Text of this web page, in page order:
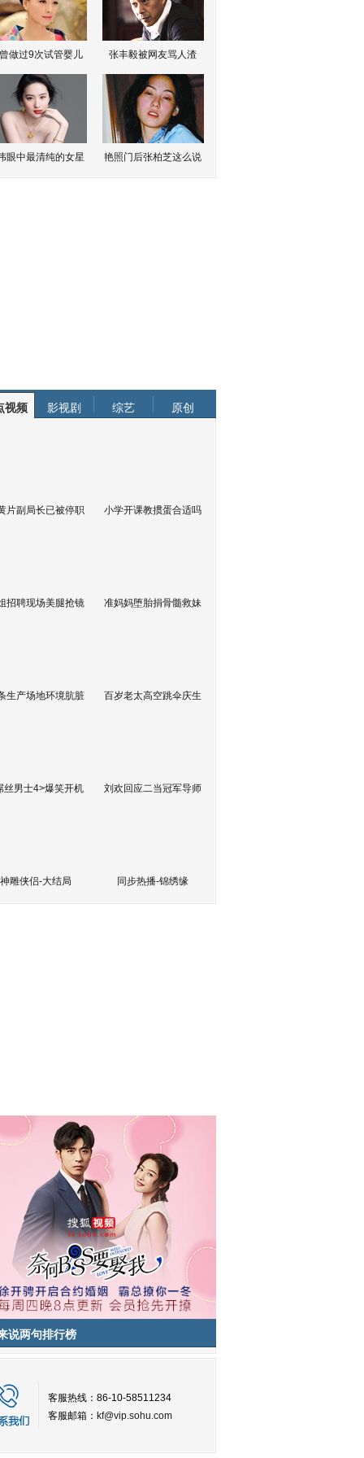
做过9次试管婴儿 张丰毅被网友骂人渣
眼中最清纯的女星 艳照门后张柏芝这么说
视频 影视剧 综艺 原创
片副局长已被停职 小学开课教掼蛋合适吗
招聘现场美腿抢镜 准妈妈堕胎捐骨髓救妹
生产场地环境肮脏 百岁老太高空跳伞庆生
丝男士4>爆笑开机 刘欢回应二当冠军导师
神雕侠侣-大结局 同步热播-锦绣缘
说两句排行榜
客服热线：86-10-58511234
客服邮箱： kf@vip.sohu.com